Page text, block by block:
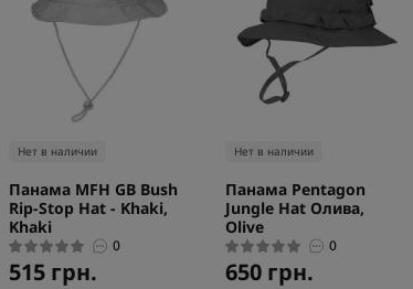
Нет в наличии
Панама MFH GB Bush
Rip-Stop Hat - Khaki,
Khaki
0
515 грн.
Нет в наличии
Панама Pentagon
Jungle Hat Олива,
Olive
0
650 грн.